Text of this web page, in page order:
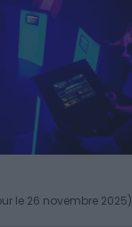
le 26 novembre 2025)